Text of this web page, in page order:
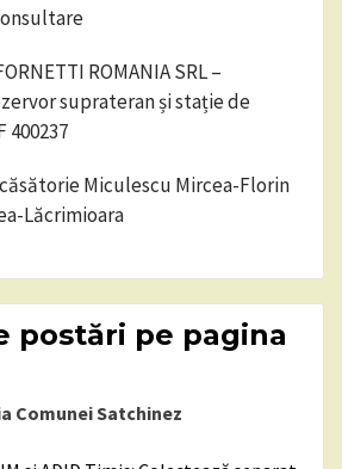
ROMANIA SRL –
suprateran și stație de
400237
Miculescu Mircea-Florin
Lăcrimioara
postări pe pagina
Comunei Satchinez